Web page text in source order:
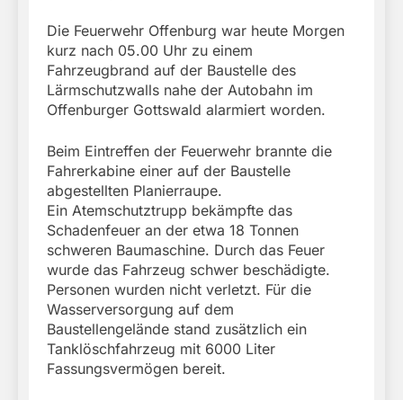
Die Feuerwehr Offenburg war heute Morgen
kurz nach 05.00 Uhr zu einem
Fahrzeugbrand auf der Baustelle des
Lärmschutzwalls nahe der Autobahn im
Offenburger Gottswald alarmiert worden.
Beim Eintreffen der Feuerwehr brannte die
Fahrerkabine einer auf der Baustelle
abgestellten Planierraupe.
Ein Atemschutztrupp bekämpfte das
Schadenfeuer an der etwa 18 Tonnen
schweren Baumaschine. Durch das Feuer
wurde das Fahrzeug schwer beschädigte.
Personen wurden nicht verletzt. Für die
Wasserversorgung auf dem
Baustellengelände stand zusätzlich ein
Tanklöschfahrzeug mit 6000 Liter
Fassungsvermögen bereit.